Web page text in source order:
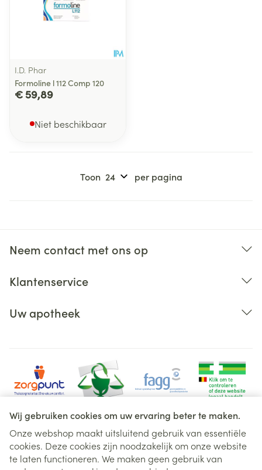
Wij gebruiken cookies om uw ervaring beter te maken.
Onze webshop maakt uitsluitend gebruik van essentiële
cookies. Deze cookies zijn noodzakelijk om onze website
te laten functioneren. We maken geen gebruik van
I.D. Phar
Formoline l 112 Comp 120
€ 59,89
Niet beschikbaar
Toon per pagina
Neem contact met ons op
Klantenservice
Uw apotheek
Juridische links